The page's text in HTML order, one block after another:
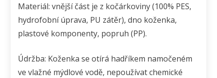
Materiál: vnější část je z kočárkoviny (100% PES,
hydrofobní úprava, PU zátěr), dno koženka,
plastové komponenty, popruh (PP).
Údržba: Koženka se otírá hadříkem namočeném
ve vlažné mýdlové vodě, nepoužívat chemické